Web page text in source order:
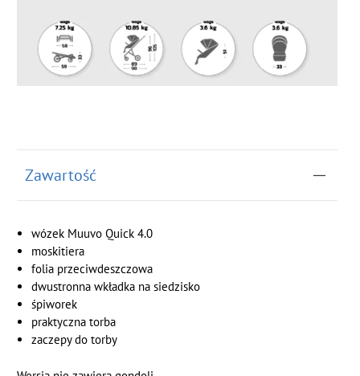
Zawartość
wózek Muuvo Quick 4.0
moskitiera
folia przeciwdeszczowa
dwustronna wkładka na siedzisko
śpiworek
praktyczna torba
zaczepy do torby